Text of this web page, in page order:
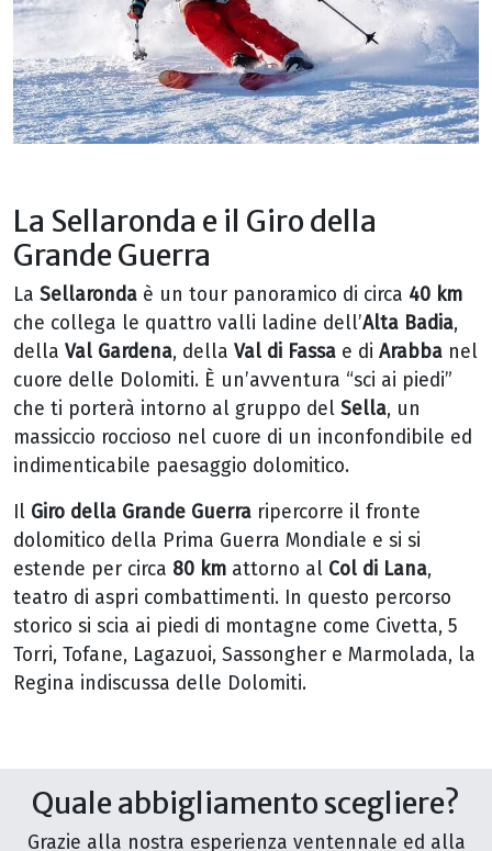
La Sellaronda e il Giro della
Grande Guerra
La Sellaronda è un tour panoramico di circa 40 km
che collega le quattro valli ladine dell’Alta Badia,
della Val Gardena, della Val di Fassa e di Arabba nel
cuore delle Dolomiti. È un’avventura “sci ai piedi”
che ti porterà intorno al gruppo del Sella, un
massiccio roccioso nel cuore di un inconfondibile ed
indimenticabile paesaggio dolomitico.
Il Giro della Grande Guerra ripercorre il fronte
dolomitico della Prima Guerra Mondiale e si si
estende per circa 80 km attorno al Col di Lana,
teatro di aspri combattimenti. In questo percorso
storico si scia ai piedi di montagne come Civetta, 5
Torri, Tofane, Lagazuoi, Sassongher e Marmolada, la
Regina indiscussa delle Dolomiti.
Quale abbigliamento scegliere?
Grazie alla nostra esperienza ventennale ed alla